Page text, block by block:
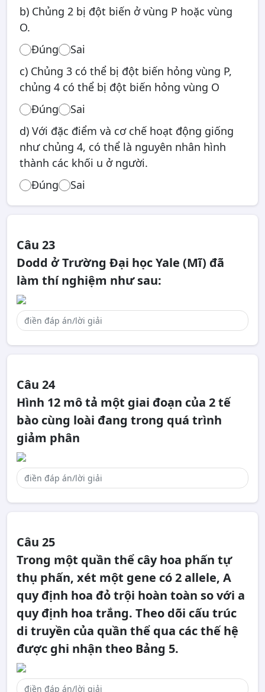
b) Chủng 2 bị đột biến ở vùng P hoặc vùng
O.
Đúng
Sai
c) Chủng 3 có thể bị đột biến hỏng vùng P,
chủng 4 có thể bị đột biến hỏng vùng O
Đúng
Sai
d) Với đặc điểm và cơ chế hoạt động giống
như chủng 4, có thể là nguyên nhân hình
thành các khối u ở người.
Đúng
Sai
Câu 23
Dodd ở Trường Đại học Yale (Mĩ) đã
làm thí nghiệm như sau:
Câu 24
Hình 12 mô tả một giai đoạn của 2 tế
bào cùng loài đang trong quá trình
giảm phân
Câu 25
Trong một quần thể cây hoa phấn tự
thụ phấn, xét một gene có 2 allele, A
quy định hoa đỏ trội hoàn toàn so với a
quy định hoa trắng. Theo dõi cấu trúc
di truyền của quần thể qua các thế hệ
được ghi nhận theo Bảng 5.